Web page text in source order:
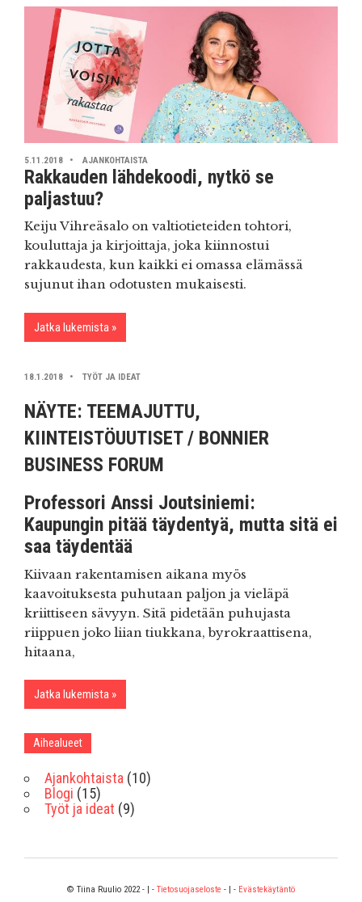
5.11.2018 AJANKOHTAISTA
Rakkauden lähdekoodi, nytkö se
paljastuu?
Keiju Vihreäsalo on valtiotieteiden tohtori,
kouluttaja ja kirjoittaja, joka kiinnostui
rakkaudesta, kun kaikki ei omassa elämässä
sujunut ihan odotusten mukaisesti.
Jatka lukemista
18.1.2018 TYÖT JA IDEAT
NÄYTE: TEEMAJUTTU,
KIINTEISTÖUUTISET / BONNIER
BUSINESS FORUM
Professori Anssi Joutsiniemi:
Kaupungin pitää täydentyä, mutta sitä ei
saa täydentää
Kiivaan rakentamisen aikana myös
kaavoituksesta puhutaan paljon ja vieläpä
kriittiseen sävyyn. Sitä pidetään puhujasta
riippuen joko liian tiukkana, byrokraattisena,
hitaana,
Jatka lukemista
Aihealueet
Ajankohtaista (10)
Blogi (15)
Työt ja ideat (9)
© Tiina Ruulio 2022 - | - Tietosuojaseloste - | - Evästekäytäntö